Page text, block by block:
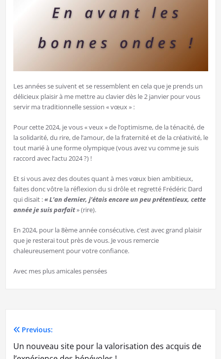
Les années se suivent et se ressemblent en cela que je prends un
délicieux plaisir à me mettre au clavier dès le 2 janvier pour vous
servir ma traditionnelle session « vœux » :
Pour cette 2024, je vous « veux » de l’optimisme, de la ténacité, de
la solidarité, du rire, de l’amour, de la fraternité et de la créativité, le
tout marié à une forme olympique (vous avez vu comme je suis
raccord avec l’actu 2024 ?) !
Et si vous avez des doutes quant à mes vœux bien ambitieux,
faites donc vôtre la réflexion du si drôle et regretté Frédéric Dard
qui disait :« L’an dernier, j’étais encore un peu prétentieux, cette
année je suis parfait» (rire).
En 2024, pour la 8ème année consécutive, c’est avec grand plaisir
que je resterai tout près de vous. Je vous remercie
chaleureusement pour votre confiance.
Avec mes plus amicales pensées
Navigation
de
Previous:
Un nouveau site pour la valorisation des acquis de